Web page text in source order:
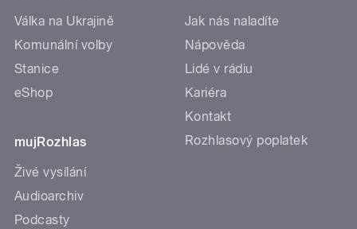
Válka na Ukrajině
Komunální volby
Stanice
eShop
mujRozhlas
Živé vysílání
Audioarchiv
Podcasty
Jak nás naladíte
Nápověda
Lidé v rádiu
Kariéra
Kontakt
Rozhlasový poplatek